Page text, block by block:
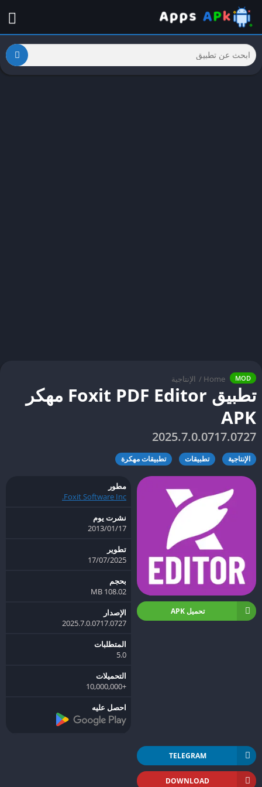
MOD
Home
/ الإنتاجية
تطبيق Foxit PDF Editor مهكر
APK
2025.7.0.0717.0727
الإنتاجية تطبيقات تطبيقات مهكرة
تحميل APK
TELEGRAM
DOWNLOAD
مطور
Foxit Software Inc.
نشرت يوم
17‏/01‏/2013
تطوير
17/07/2025
بحجم
108.02 MB
الإصدار
2025.7.0.0717.0727
المتطلبات
5.0
التحميلات
+10,000,000
احصل عليه